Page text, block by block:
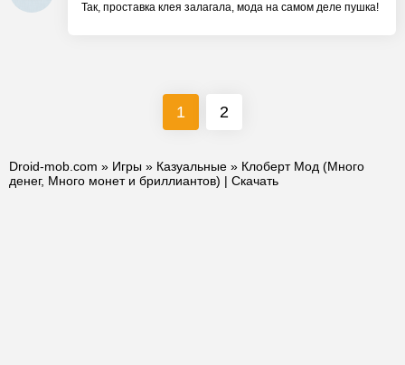
Так, проставка клея залагала, мода на самом деле пушка!
1 2
Droid-mob.com » Игры » Казуальные » Клоберт Мод (Много
денег, Много монет и бриллиантов) | Скачать